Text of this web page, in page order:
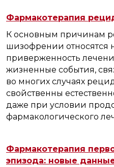
Фармакотерапия
К основным причинам
шизофрении относятся
приверженность
жизненные события,
во многих случаях
свойственны
даже при условии
фармакологического
Фармакотерапия
эпизода: новые